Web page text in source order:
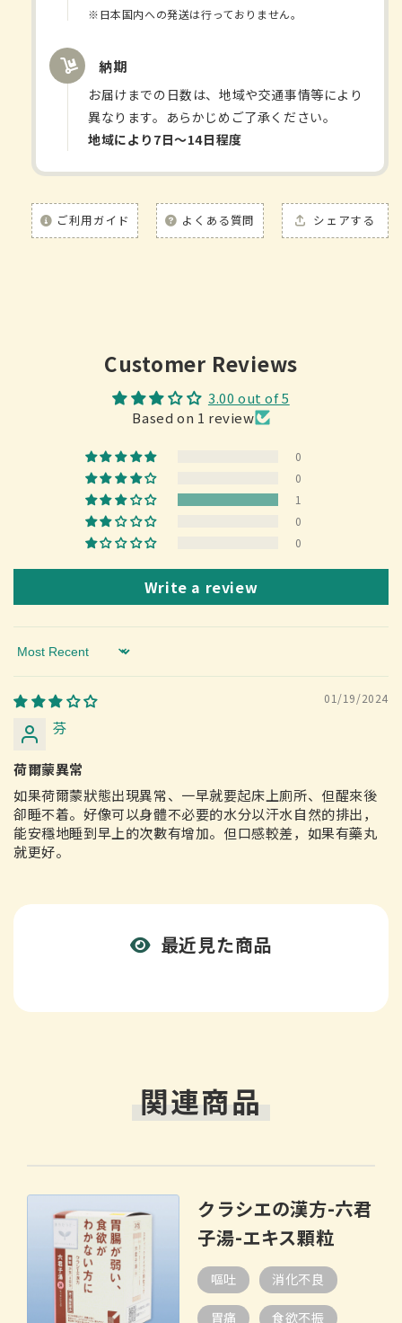
20
包
の
数
ら
粒
20
数
量
を
や
※日本国内への発送は行っておりません。
納期
お届けまでの日数は、地域や交通事情等により
異なります。あらかじめご了承ください。
地域により7日〜14日程度
ご利用ガイド よくある質問 シェアする
Customer Reviews
3.00 out of 5
Based on 1 review
0
0
1
0
0
Write a review
Sort by
01/19/2024
芬
荷爾蒙異常
如果荷爾蒙狀態出現異常、一早就要起床上廁所、但醒來後
卻睡不着。好像可以身體不必要的水分以汗水自然的排出，
能安穩地睡到早上的次數有增加。但口感較差，如果有藥丸
就更好。
最近見た商品
関連商品
クラシエの漢方-六君
子湯-エキス顆粒
嘔吐 消化不良
胃痛 食欲不振